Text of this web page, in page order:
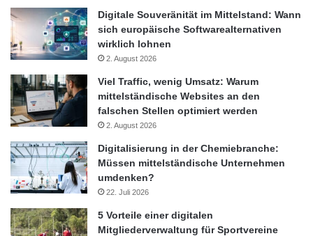
Digitale Souveränität im Mittelstand: Wann
sich europäische Softwarealternativen
wirklich lohnen
2. August 2026
Viel Traffic, wenig Umsatz: Warum
mittelständische Websites an den
falschen Stellen optimiert werden
2. August 2026
Digitalisierung in der Chemiebranche:
Müssen mittelständische Unternehmen
umdenken?
22. Juli 2026
5 Vorteile einer digitalen
Mitgliederverwaltung für Sportvereine